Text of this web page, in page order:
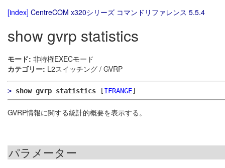
[index] CentreCOM x320シリーズ コマンドリファレンス 5.5.4
show gvrp statistics
モード: 非特権EXECモード
カテゴリー: L2スイッチング / GVRP
> show gvrp statistics [IFRANGE]
GVRP情報に関する統計的概要を表示する。
パラメーター